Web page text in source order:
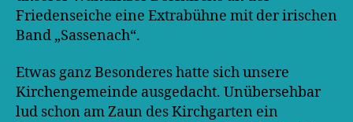
Friedenseiche eine Extrabühne mit der irischen
Band „Sassenach“.
Etwas ganz Besonderes hatte sich unsere
Kirchengemeinde ausgedacht. Unübersehbar
lud schon am Zaun des Kirchgarten ein